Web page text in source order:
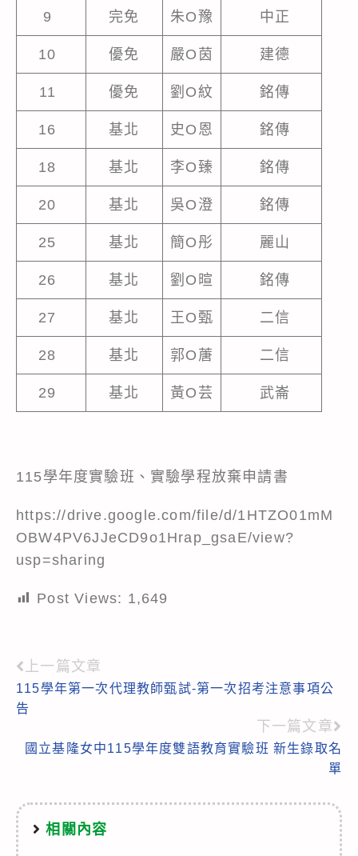
9 完免 朱O豫 中正
10 優免 嚴O茵 建德
11 優免 劉O紋 銘傳
16 基北 史O恩 銘傳
18 基北 李O臻 銘傳
20 基北 吳O澄 銘傳
25 基北 簡O彤 麗山
26 基北 劉O暄 銘傳
27 基北 王O甄 二信
28 基北 郭O蓎 二信
29 基北 黃O芸 武崙
115學年度實驗班、實驗學程放棄申請書
https://drive.google.com/file/d/1HTZO01mM
OBW4PV6JJeCD9o1Hrap_gsaE/view?
usp=sharing
Post Views: 1,649
Read
more
上一篇文章
115學年第一次代理教師甄試-第一次招考注意事項公
告
下一篇文章
國立基隆女中115學年度雙語教育實驗班 新生錄取名
單
相關內容